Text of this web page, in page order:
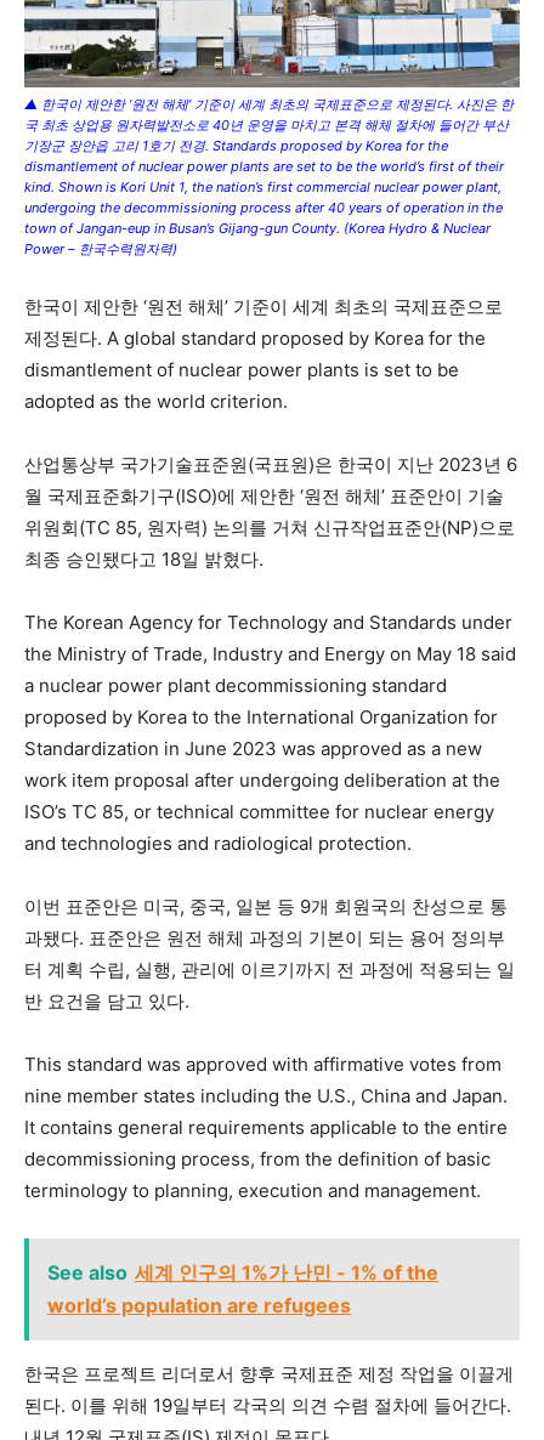
▲ 한국이 제안한 ‘원전 해체’ 기준이 세계 최초의 국제표준으로 제정된다. 사진은 한
국 최초 상업용 원자력발전소로 40년 운영을 마치고 본격 해체 절차에 들어간 부산
기장군 장안읍 고리 1호기 전경. Standards proposed by Korea for the
dismantlement of nuclear power plants are set to be the world’s first of their
kind. Shown is Kori Unit 1, the nation’s first commercial nuclear power plant,
undergoing the decommissioning process after 40 years of operation in the
town of Jangan-eup in Busan’s Gijang-gun County. (Korea Hydro & Nuclear
Power – 한국수력원자력)
한국이 제안한 ‘원전 해체’ 기준이 세계 최초의 국제표준으로
제정된다. A global standard proposed by Korea for the
dismantlement of nuclear power plants is set to be
adopted as the world criterion.
산업통상부 국가기술표준원(국표원)은 한국이 지난 2023년 6
월 국제표준화기구(ISO)에 제안한 ‘원전 해체’ 표준안이 기술
위원회(TC 85, 원자력) 논의를 거쳐 신규작업표준안(NP)으로
최종 승인됐다고 18일 밝혔다.
The Korean Agency for Technology and Standards under
the Ministry of Trade, Industry and Energy on May 18 said
a nuclear power plant decommissioning standard
proposed by Korea to the International Organization for
Standardization in June 2023 was approved as a new
work item proposal after undergoing deliberation at the
ISO’s TC 85, or technical committee for nuclear energy
and technologies and radiological protection.
이번 표준안은 미국, 중국, 일본 등 9개 회원국의 찬성으로 통
과됐다. 표준안은 원전 해체 과정의 기본이 되는 용어 정의부
터 계획 수립, 실행, 관리에 이르기까지 전 과정에 적용되는 일
반 요건을 담고 있다.
This standard was approved with affirmative votes from
nine member states including the U.S., China and Japan.
It contains general requirements applicable to the entire
decommissioning process, from the definition of basic
terminology to planning, execution and management.
See also 세계 인구의 1%가 난민 - 1% of the
world’s population are refugees
한국은 프로젝트 리더로서 향후 국제표준 제정 작업을 이끌게
된다. 이를 위해 19일부터 각국의 의견 수렴 절차에 들어간다.